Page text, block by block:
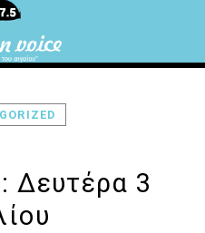
Δευτέρα 3